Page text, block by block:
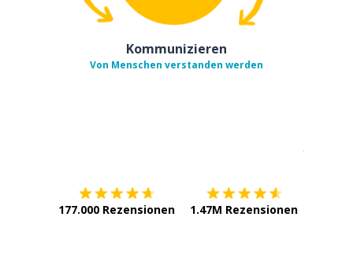
Kommunizieren
Von Menschen verstanden werden
177.000 Rezensionen 1.47M Rezensionen